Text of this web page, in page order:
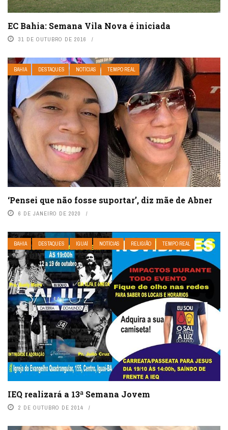
EC Bahia: Semana Vila Nova é iniciada
31 DE OUTUBRO DE 2016
BAHIA DESTAQUES NOTÍCIAS TEMPO REAL
‘Pensei que não fosse suportar’, diz mãe de Abner
6 DE JANEIRO DE 2020
BAHIA DESTAQUES IGUAÍ NOTÍCIAS RELIGIÃO TEMPO REAL
IEQ realizará a 13ª Semana Jovem
2 DE OUTUBRO DE 2014